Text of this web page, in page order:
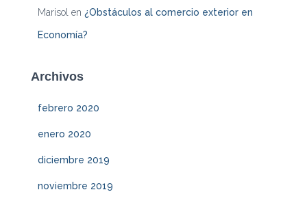
Marisol en ¿Obstáculos al comercio exterior en
Economía?
Archivos
febrero 2020
enero 2020
diciembre 2019
noviembre 2019